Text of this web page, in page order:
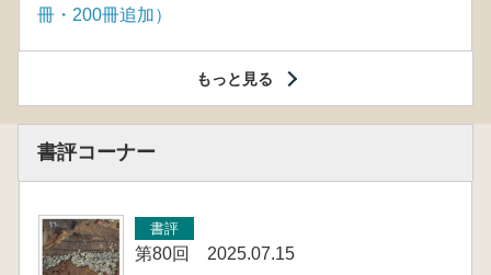
冊・200冊追加）
もっと見る
書評コーナー
書評
第80回 2025.07.15